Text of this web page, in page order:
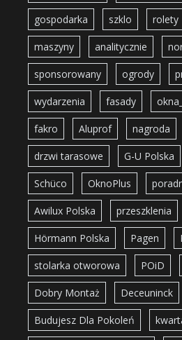
gospodarka szklo rolety
maszyny analitycznie
sponsorowany ogrody
wydarzenia fasady
fakro Aluprof nagroda
drzwi tarasowe G-U Polska
Schüco OknoPlus
Awilux Polska przeszklenia
Hörmann Polska Pagen
stolarka otworowa POiD
Dobry Montaż Deceuninck
Budujesz Dla Pokoleń